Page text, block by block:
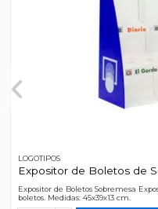
LOGOTIPOS
Expositor de Boletos de
Expositor de Boletos Sobremesa
boletos. Medidas: 45x39x13 cm.